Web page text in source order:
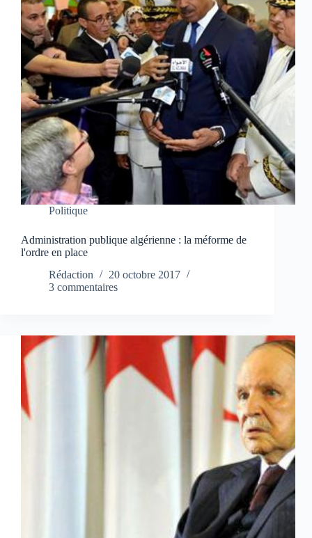
Politique
Administration publique algérienne : la méforme de
l'ordre en place
Rédaction
20 octobre 2017
3 commentaires